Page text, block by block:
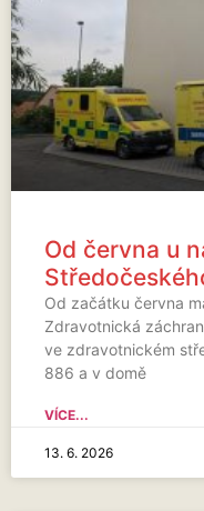
Od června u
Od začátku června
Zdravotnická
ve zdravotnickém
886 a v domě
VÍCE...
13. 6. 2026